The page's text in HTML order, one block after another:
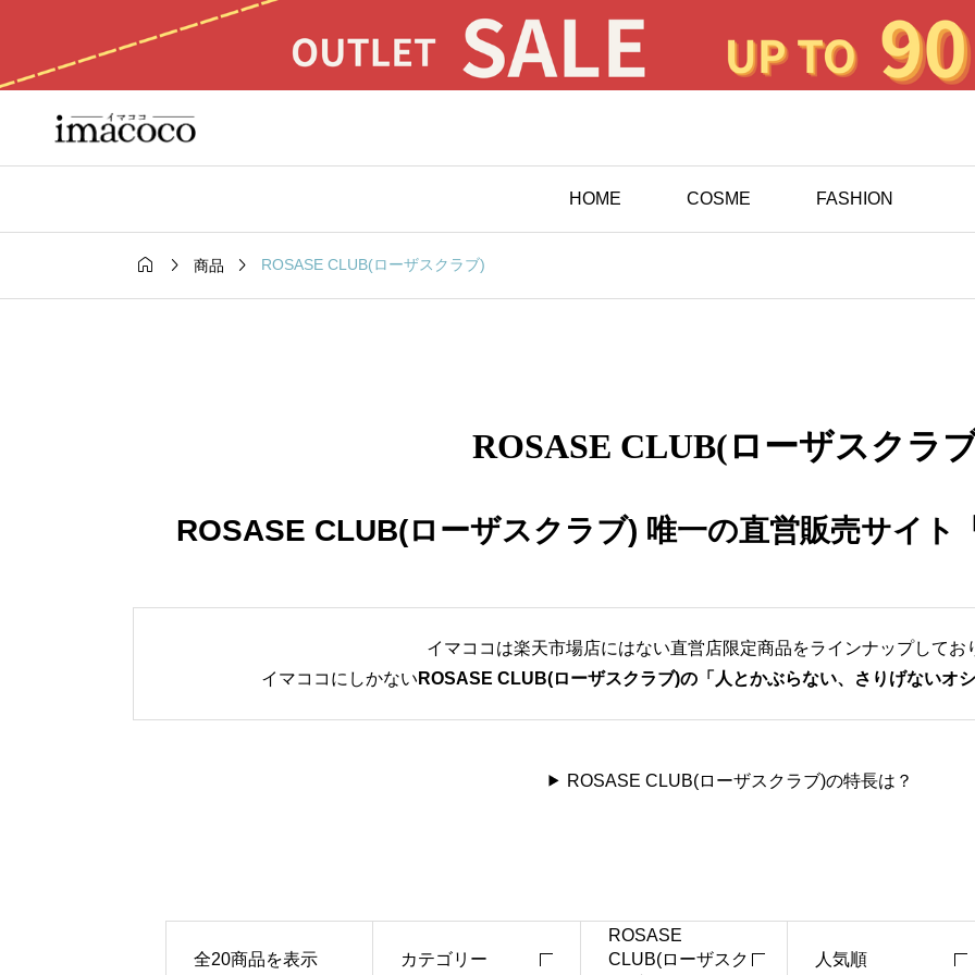
HOME COSME FASHION
  商品  ROSASE CLUB(ローザスクラブ)
ROSASE CLUB(ローザスクラ
ROSASE CLUB(ローザスクラブ) 唯一の直営販売サイト
イマココは楽天市場店にはない直営店限定商品をラインナップしてお
イマココにしかない ROSASE CLUB(ローザスクラブ)の「人とかぶらない、さりげないオ
ROSASE CLUB(ローザスクラブ)の特長は？
全20商品を表示 カテゴリー
ROSASE
CLUB(ローザスク
人気順